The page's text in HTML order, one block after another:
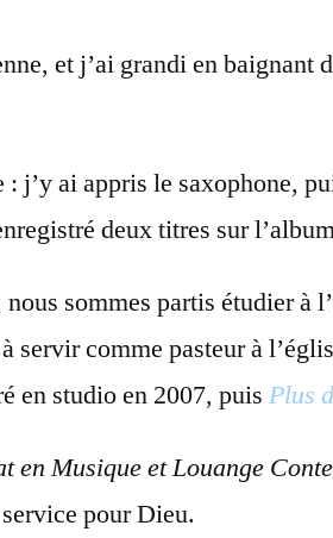
et j’ai grandi en baignant
ai appris le saxophone,
deux titres sur
sommes partis étudier à
servir comme pasteur à
en studio en 2007, puis Plus
en Musique et Louange
pour Dieu.